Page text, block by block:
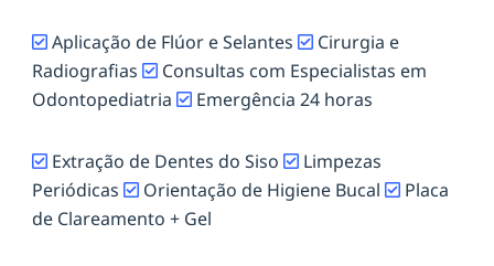
Aplicação de Flúor e Selantes
Cirurgia e
Radiografias
Consultas com Especialistas em
Odontopediatria
Emergência 24 horas
Extração de Dentes do Siso
Limpezas
Periódicas
Orientação de Higiene Bucal
Placa
de Clareamento + Gel